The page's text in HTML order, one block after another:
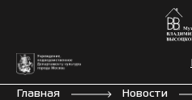
Главная Новости